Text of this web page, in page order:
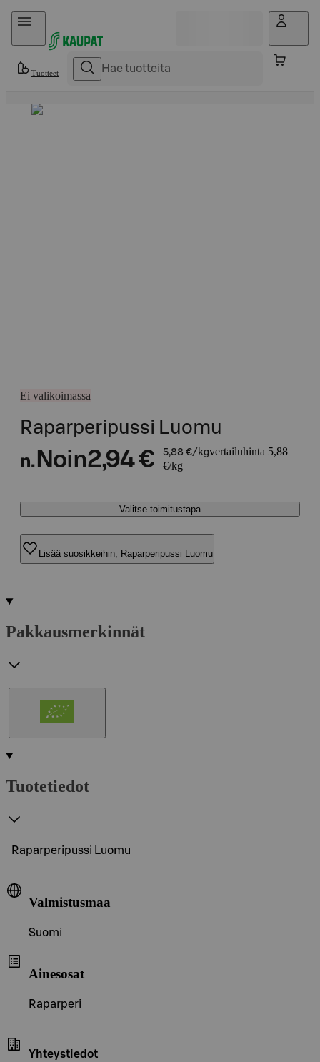
Hyppää sisältöön
Tuotteet
Ei valikoimassa
Raparperipussi Luomu
n. Noin2,94 € 5,88 €/kgvertailuhinta 5,88
€/kg
Valitse toimitustapa
Lisää suosikkeihin, Raparperipussi Luomu
Pakkausmerkinnät
Tuotetiedot
Raparperipussi Luomu
Valmistusmaa
Suomi
Ainesosat
Raparperi
Yhteystiedot